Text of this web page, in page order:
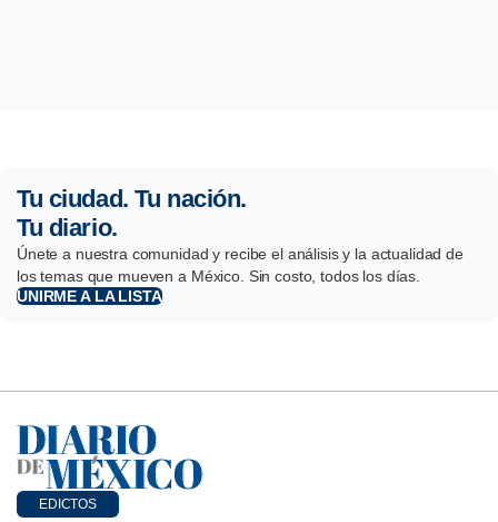
Tu ciudad. Tu nación.
Tu diario.
Únete a nuestra comunidad y recibe el análisis y la actualidad de
los temas que mueven a México. Sin costo, todos los días.
UNIRME A LA LISTA
EDICTOS